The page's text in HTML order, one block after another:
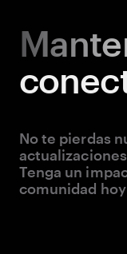
No te pierdas
Tenga un
comunidad